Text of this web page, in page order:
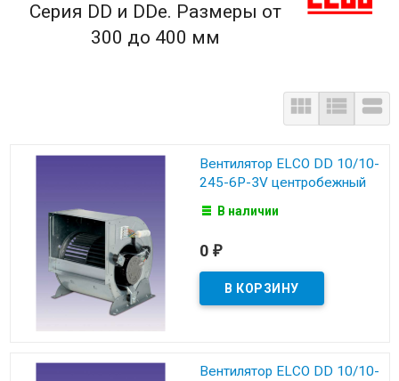
Серия DD и DDe. Размеры от
300 до 400 мм
  
Вентилятор ELCO DD 10/10-
245-6P-3V центробежный
В наличии
0 ₽
Вентилятор ELCO DD 10/10-